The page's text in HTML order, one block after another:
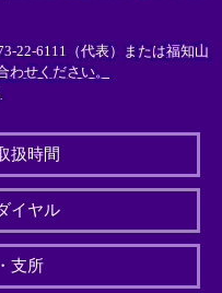
22-6111（代表）または福知山
わせください。
扱時間
イヤル
支所